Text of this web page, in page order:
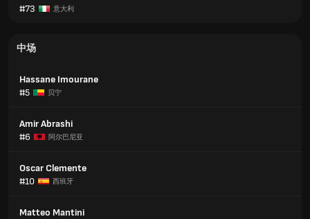
#73
意大利
中场
Hassane Imourane
#5
贝宁
Amir Abrashi
#6
阿尔巴尼亚
Oscar Clemente
#10
西班牙
Matteo Mantini